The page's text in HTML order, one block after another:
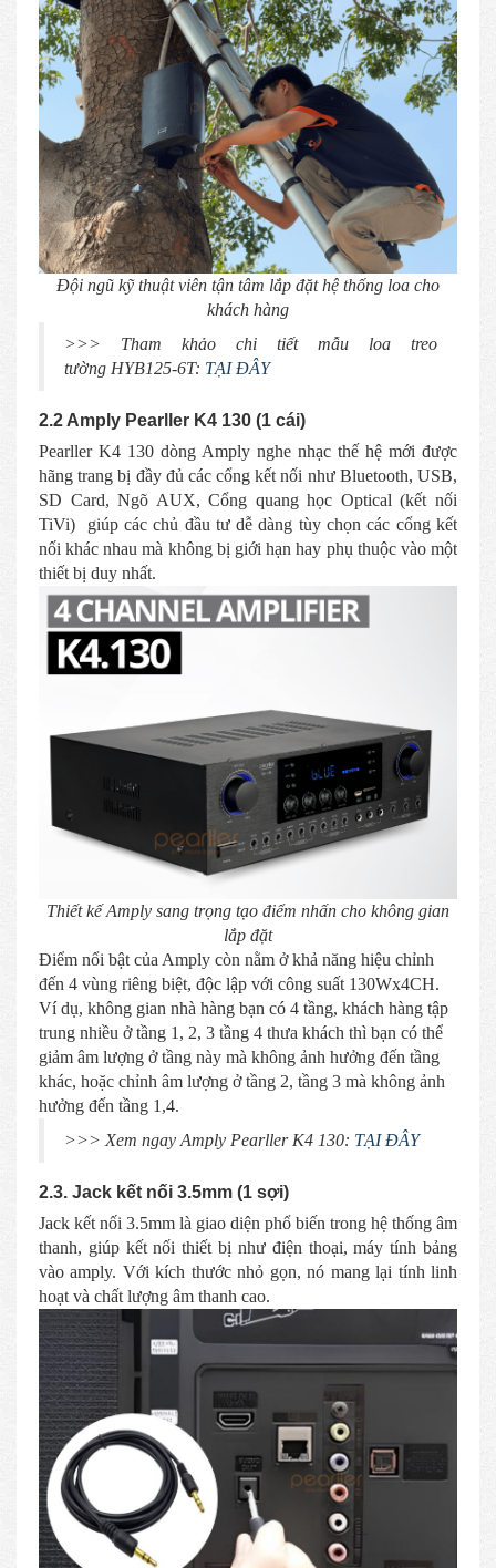
Đội ngũ kỹ thuật viên tận tâm lắp đặt hệ thống loa cho
khách hàng
>>> Tham khảo chi tiết mẫu loa treo
tường HYB125-6T: TẠI ĐÂY
2.2 Amply Pearller K4 130 (1 cái)
Pearller K4 130 dòng Amply nghe nhạc thế hệ mới được
hãng trang bị đầy đủ các cổng kết nối như Bluetooth, USB,
SD Card, Ngõ AUX, Cổng quang học Optical (kết nối
TiVi) giúp các chủ đầu tư dễ dàng tùy chọn các cổng kết
nối khác nhau mà không bị giới hạn hay phụ thuộc vào một
thiết bị duy nhất.
Thiết kế Amply sang trọng tạo điểm nhấn cho không gian
lắp đặt
Điểm nổi bật của Amply còn nằm ở khả năng hiệu chỉnh
đến 4 vùng riêng biệt, độc lập với công suất 130Wx4CH.
Ví dụ, không gian nhà hàng bạn có 4 tầng, khách hàng tập
trung nhiều ở tầng 1, 2, 3 tầng 4 thưa khách thì bạn có thể
giảm âm lượng ở tầng này mà không ảnh hưởng đến tầng
khác, hoặc chỉnh âm lượng ở tầng 2, tầng 3 mà không ảnh
hưởng đến tầng 1,4.
>>> Xem ngay Amply Pearller K4 130: TẠI ĐÂY
2.3. Jack kết nối 3.5mm (1 sợi)
Jack kết nối 3.5mm là giao diện phổ biến trong hệ thống âm
thanh, giúp kết nối thiết bị như điện thoại, máy tính bảng
vào amply. Với kích thước nhỏ gọn, nó mang lại tính linh
hoạt và chất lượng âm thanh cao.